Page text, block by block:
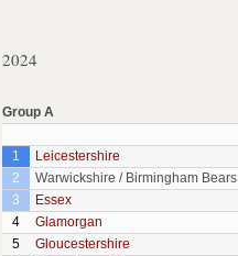
2024
Group A
1
Leicestershire
2
Warwickshire / Birmingham Bears
3
Essex
4
Glamorgan
5
Gloucestershire